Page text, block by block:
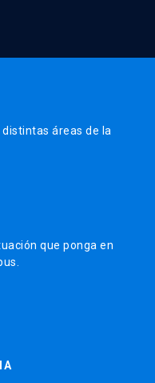
áreas de la
que ponga en